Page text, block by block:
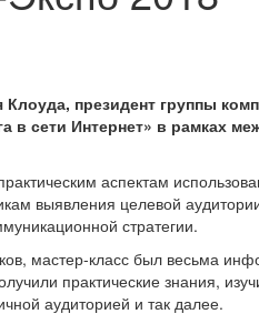
президент группы
в сети Интернет» в рамках
аспектам
выявления целевой
стратегии.
мастер-класс был весьма
практические знания,
аудиторией и так далее.